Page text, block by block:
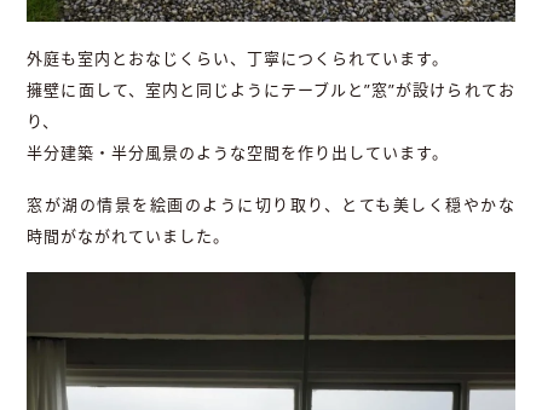
外庭も室内とおなじくらい、丁寧につくられています。
擁壁に面して、室内と同じようにテーブルと”窓”が設けられてお
り、
半分建築・半分風景のような空間を作り出しています。
窓が湖の情景を絵画のように切り取り、とても美しく穏やかな
時間がながれていました。